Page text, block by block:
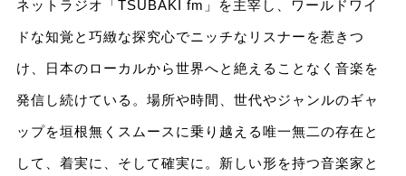
ネットラジオ「TSUBAKI fm」を主宰し、ワールドワイ
ドな知覚と巧緻な探究心でニッチなリスナーを惹きつ
け、日本のローカルから世界へと絶えることなく音楽を
発信し続けている。場所や時間、世代やジャンルのギャ
ップを垣根無くスムースに乗り越える唯一無二の存在と
して、着実に、そして確実に。新しい形を持つ音楽家と